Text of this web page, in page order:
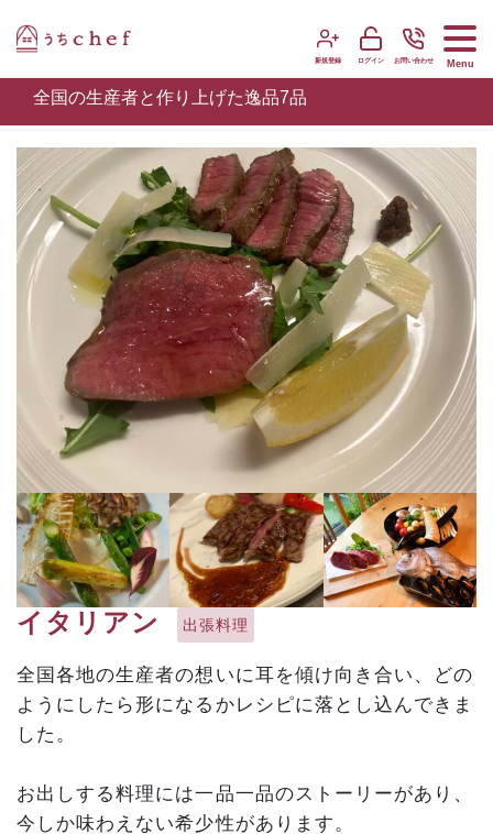
新規登録 ログイン お問い合わせ Menu
全国の生産者と作り上げた逸品7品
イタリアン 出張料理
全国各地の生産者の想いに耳を傾け向き合い、どの
ようにしたら形になるかレシピに落とし込んできま
した。
お出しする料理には一品一品のストーリーがあり、
今しか味わえない希少性があります。